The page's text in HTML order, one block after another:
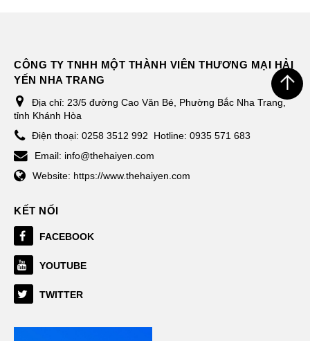
CÔNG TY TNHH MỘT THÀNH VIÊN THƯƠNG MẠI HẢI
YẾN NHA TRANG
Địa chỉ: 23/5 đường Cao Văn Bé, Phường Bắc Nha Trang,
tỉnh Khánh Hòa
Điện thoại: 0258 3512 992
Hotline: 0935 571 683
Email: info@thehaiyen.com
Website: https://www.thehaiyen.com
KẾT NỐI
FACEBOOK
YOUTUBE
TWITTER